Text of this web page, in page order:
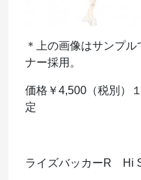
＊上の画像はサンプ
ナー採用。
価格￥4,500（税別）
定
ライズバッカーR Hi